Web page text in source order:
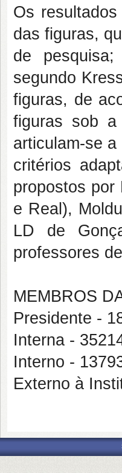
Os
das figuras,
de
segundo
figuras, de
figuras sob
articulam-se
critérios
propostos por
e Real),
LD de
professores
MEMBROS
Presidente -
Interna -
Interno -
Externo à